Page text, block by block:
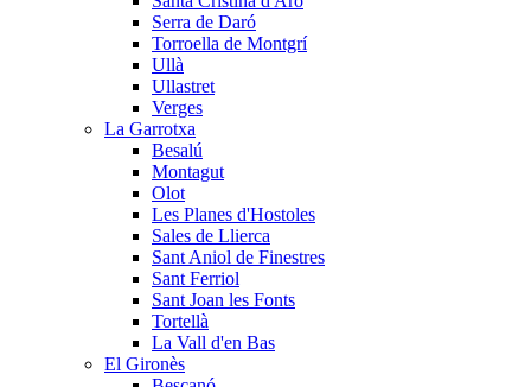
Serra de Daró
Torroella de Montgrí
Ullà
Ullastret
Verges
La Garrotxa
Besalú
Montagut
Olot
Les Planes d'Hostoles
Sales de Llierca
Sant Aniol de Finestres
Sant Ferriol
Sant Joan les Fonts
Tortellà
La Vall d'en Bas
El Gironès